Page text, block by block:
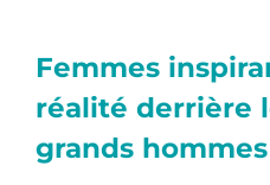
Femmes
réalité derrière
grands hommes